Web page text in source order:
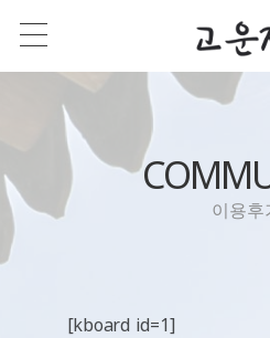
이용후
[kboard id=1]